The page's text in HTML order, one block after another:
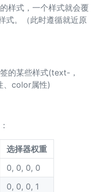
样式，一个样式就会覆
式。（此时遵循就近原
的某些样式(text-，
、color属性)
选择器权重
0, 0, 0, 0
0, 0, 0, 1